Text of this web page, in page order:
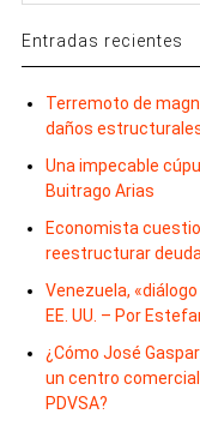
Entradas recientes
Terremoto de
daños
Una impecable
Buitrago Arias
Economista
reestructurar
Venezuela,
EE. UU. – Por
¿Cómo José
un centro
PDVSA?